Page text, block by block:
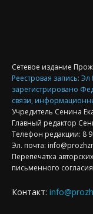
Сетевое издание
Реестровая запись:
зарегистрировано
связи,
Учредитель Сенина
Главный редактор
Телефон редакции: 8
Эл. почта:
Перепечатка
письменного
Контакт: